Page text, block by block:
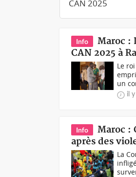
Info
Maroc :
CAN 2025 à
Le
un
il
Info
Maroc :
après des
La